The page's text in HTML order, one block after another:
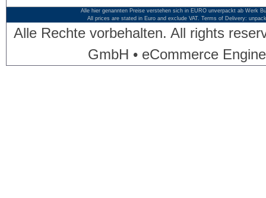
Alle hier genannten Preise verstehen sich in EURO unverpackt ab Werk
All prices are stated in Euro and exclude VAT. Terms of Delivery:
Alle Rechte vorbehalten. All rights
GmbH • eCommerce